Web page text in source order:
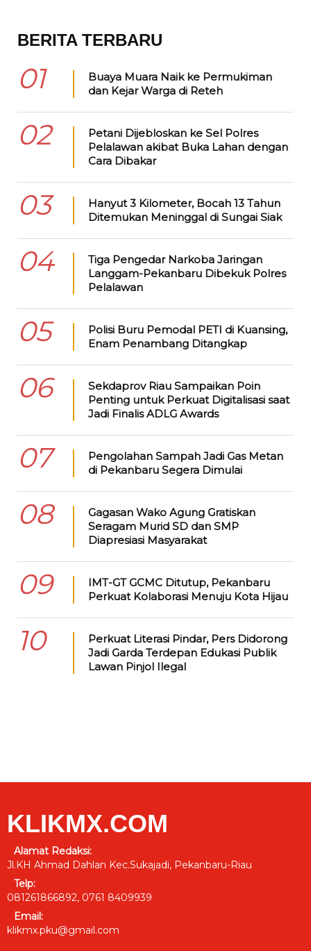
BERITA TERBARU
01
Buaya Muara Naik ke Permukiman
dan Kejar Warga di Reteh
02
Petani Dijebloskan ke Sel Polres
Pelalawan akibat Buka Lahan dengan
Cara Dibakar
03
Hanyut 3 Kilometer, Bocah 13 Tahun
Ditemukan Meninggal di Sungai Siak
04
Tiga Pengedar Narkoba Jaringan
Langgam-Pekanbaru Dibekuk Polres
Pelalawan
05
Polisi Buru Pemodal PETI di Kuansing,
Enam Penambang Ditangkap
06
Sekdaprov Riau Sampaikan Poin
Penting untuk Perkuat Digitalisasi saat
Jadi Finalis ADLG Awards
07
Pengolahan Sampah Jadi Gas Metan
di Pekanbaru Segera Dimulai
08
Gagasan Wako Agung Gratiskan
Seragam Murid SD dan SMP
Diapresiasi Masyarakat
09
IMT-GT GCMC Ditutup, Pekanbaru
Perkuat Kolaborasi Menuju Kota Hijau
10
Perkuat Literasi Pindar, Pers Didorong
Jadi Garda Terdepan Edukasi Publik
Lawan Pinjol Ilegal
KLIKMX.COM
Alamat Redaksi:
Jl.KH Ahmad Dahlan Kec.Sukajadi, Pekanbaru-Riau
Telp:
081261866892, 0761 8409939
Email:
klikmx.pku@gmail.com